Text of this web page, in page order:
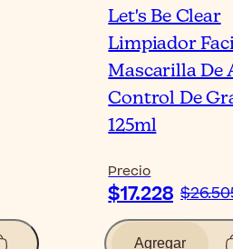
Let's Be Clear
Limpiador
Mascarilla De
Control De
125ml
Precio
$17.228
Agregar